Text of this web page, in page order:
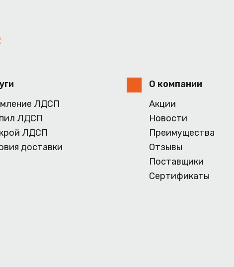
ЛДСП
ЛДСП
ЛДСП
доставки
О компании
Акции
Новости
Преимущества
Отзывы
Поставщики
Сертификаты